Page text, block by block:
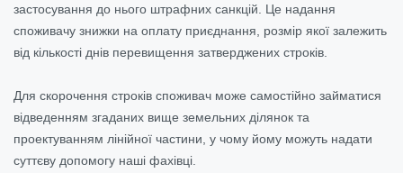
застосування до нього штрафних санкцій. Це надання
споживачу знижки на оплату приєднання, розмір якої залежить
від кількості днів перевищення затверджених строків.
Для скорочення строків споживач може самостійно займатися
відведенням згаданих вище земельних ділянок та
проектуванням лінійної частини, у чому йому можуть надати
суттєву допомогу наші фахівці.